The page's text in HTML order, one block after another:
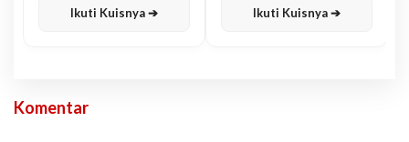
Ikuti Kuisnya ➔ Ikuti Kuisnya ➔
Komentar